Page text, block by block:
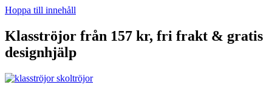
Hoppa till innehåll
Klasströjor från 157 kr, fri frakt & gratis
designhjälp